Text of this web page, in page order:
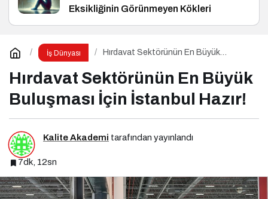
Eksikliğinin Görünmeyen Kökleri
İş Dünyası
Hırdavat Sektörünün En Büyük
Hırdavat Sektörünün En Büyük
Buluşması İçin İstanbul Hazır!
Kalite Akademi tarafından yayınlandı
7dk, 12sn